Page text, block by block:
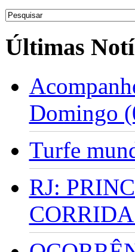
Últimas
Domingo
Turfe
RJ: